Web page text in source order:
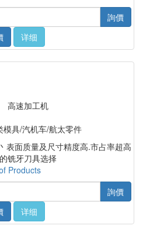
詢價
详细
高速加工机
模具/汽机车/航太零件
表面质量及尺寸精度高.市占率超高
的铣牙刀具选择
Products
詢價
详细